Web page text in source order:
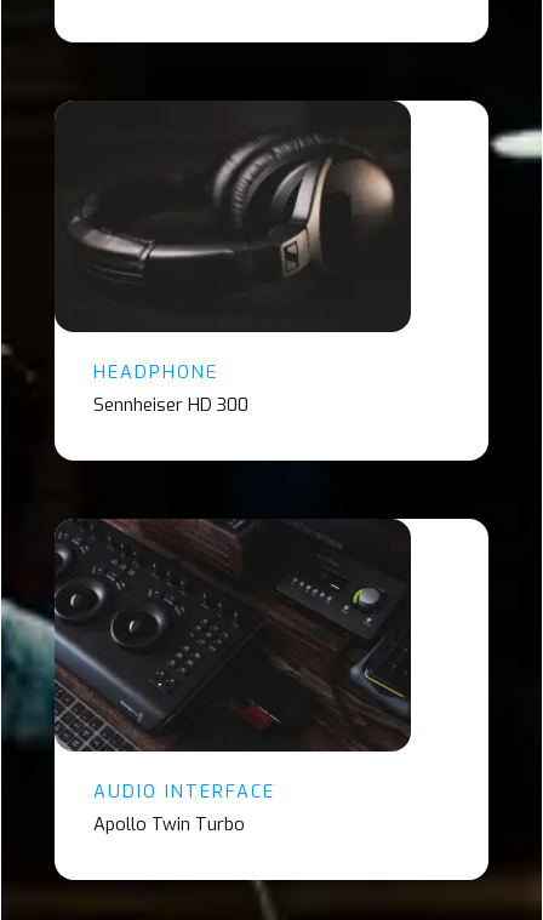
HEADPHONE
Sennheiser HD 300
AUDIO INTERFACE
Apollo Twin Turbo